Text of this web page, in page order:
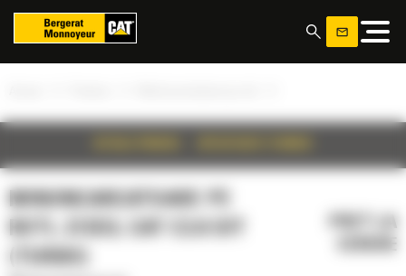
MINIINCARCATOARE PE
ROTI, 272D3, CAT C3.8 DIT
(TURBO)
Panoul de gestionare a panourilor cookie